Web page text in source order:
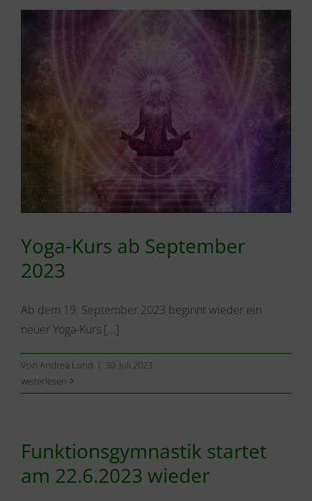
Yoga-Kurs ab September
2023
Ab dem 19. September 2023 beginnt wieder ein
neuer Yoga-Kurs [...]
Von Andrea Lund | 30. Juli 2023
weiterlesen
Funktionsgymnastik startet
am 22.6.2023 wieder